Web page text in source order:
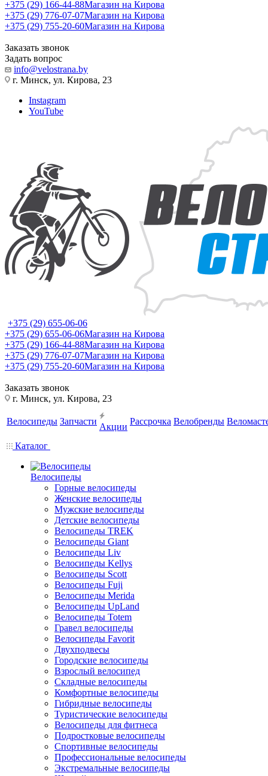
+375 (29) 166-44-88Магазин на Кирова
+375 (29) 776-07-07Магазин на Кирова
+375 (29) 755-20-60Магазин на Кирова
Заказать звонок
Задать вопрос
info@velostrana.by
г. Минск, ул. Кирова, 23
Instagram
YouTube
+375 (29) 655-06-06
+375 (29) 655-06-06Магазин на Кирова
+375 (29) 166-44-88Магазин на Кирова
+375 (29) 776-07-07Магазин на Кирова
+375 (29) 755-20-60Магазин на Кирова
Заказать звонок
г. Минск, ул. Кирова, 23
Велосипеды Запчасти
Акции
Рассрочка Велобренды
Каталог
Велосипеды
Горные велосипеды
Женские велосипеды
Мужские велосипеды
Детские велосипеды
Велосипеды TREK
Велосипеды Giant
Велосипеды Liv
Велосипеды Kellys
Велосипеды Scott
Велосипеды Fuji
Велосипеды Merida
Велосипеды UpLand
Велосипеды Totem
Гравел велосипеды
Велосипеды Favorit
Двухподвесы
Городские велосипеды
Взрослый велосипед
Складные велосипеды
Комфортные велосипеды
Гибридные велосипеды
Туристические велосипеды
Велосипеды для фитнеса
Подростковые велосипеды
Спортивные велосипеды
Профессиональные велосипеды
Экстремальные велосипеды